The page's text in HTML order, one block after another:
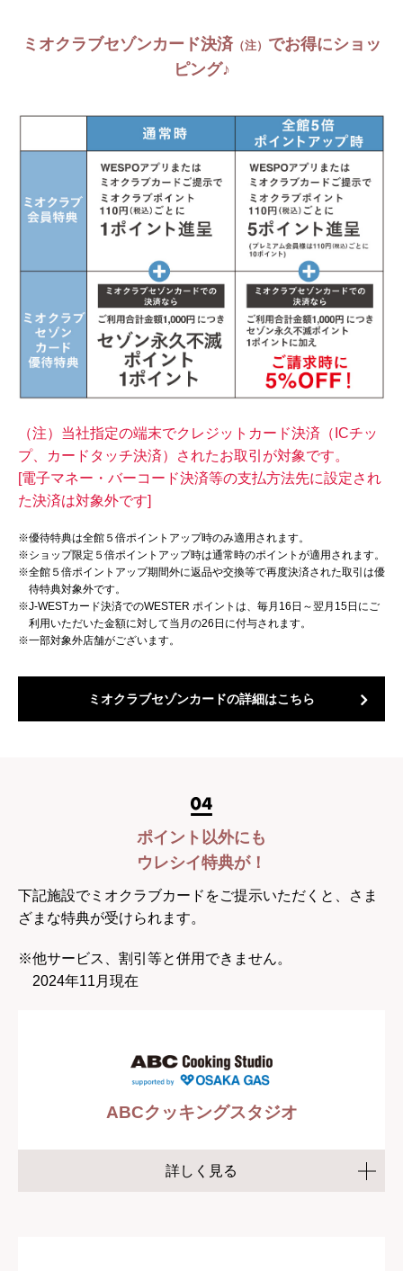
ミオクラブセゾンカード決済（注） でお得にショッ
ピング♪
（注）当社指定の端末でクレジットカード決済（ICチッ
プ、カードタッチ決済）されたお取引が対象です。
[電子マネー・バーコード決済等の支払方法先に設定され
た決済は対象外です]
※優待特典は全館５倍ポイントアップ時のみ適用されます。
※ショップ限定５倍ポイントアップ時は通常時のポイントが適用されます。
※全館５倍ポイントアップ期間外に返品や交換等で再度決済された取引は優
待特典対象外です。
※J-WESTカード決済でのWESTER ポイントは、毎月16日～翌月15日にご
利用いただいた金額に対して当月の26日に付与されます。
※一部対象外店舗がございます。
ミオクラブセゾンカードの詳細はこちら
ポイント以外にも
ウレシイ特典が！
下記施設でミオクラブカードをご提示いただくと、さま
ざまな特典が受けられます。
※他サービス、割引等と併用できません。
2024年11月現在
ABCクッキングスタジオ
詳しく見る